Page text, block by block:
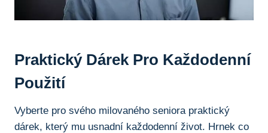
Praktický Dárek Pro Každodenní
Použití
Vyberte pro‍ svého⁤ milovaného seniora praktický
⁣dárek, který mu usnadní každodenní život. Hrnek ⁤co